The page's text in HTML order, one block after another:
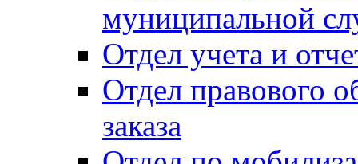
муниципальной
Отдел учета и
Отдел правового
заказа